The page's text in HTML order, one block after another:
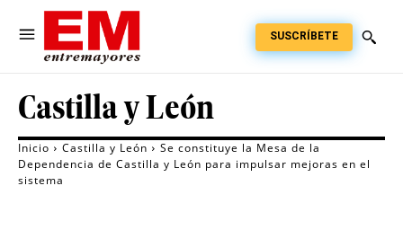
SUSCRÍBETE
Castilla y León
Inicio Castilla y León
Se constituye la Mesa de la
Dependencia de Castilla y León para impulsar mejoras en el
sistema